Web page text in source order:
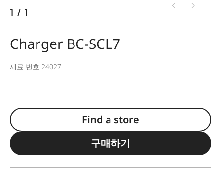
1 / 1
Charger BC-SCL7
재료 번호 24027
Find a store
구매하기